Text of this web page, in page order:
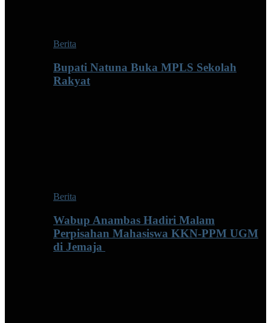
Berita
Bupati Natuna Buka MPLS Sekolah
Rakyat
Berita
Wabup Anambas Hadiri Malam
Perpisahan Mahasiswa KKN-PPM UGM
di Jemaja ‎